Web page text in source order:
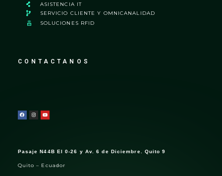
ASISTENCIA IT
SERVICIO CLIENTE Y OMNICANALIDAD
SOLUCIONES RFID
CONTACTANOS
Pasaje N44B EI 0-26 y Av. 6 de Diciembre. Quito 9
Quito – Ecuador